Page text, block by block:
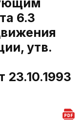
6.3
утв.
23.10.1993